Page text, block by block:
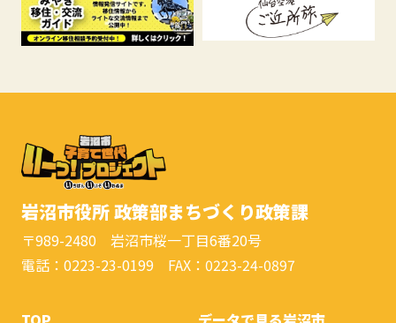
岩沼市役所 政策部まちづくり政策課
〒989-2480 岩沼市桜一丁目6番20号
電話：0223-23-0199 FAX：0223-24-0897